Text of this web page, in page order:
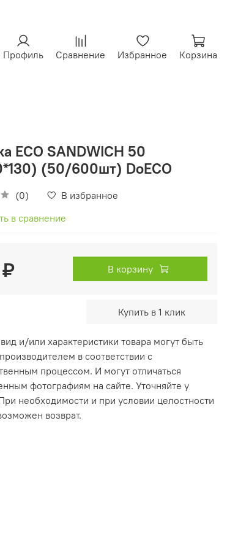
Профиль Сравнение Избранное Корзина
ECO SANDWICH 50
(50/600шт) DoECO
(0)
В избранное
в сравнение
В корзину
Купить в 1 клик
и/или характеристики товара могут быть
в соответствии с
процессом. И могут отличаться
фотографиям на сайте. Уточняйте у
необходимости и при условии целостности
возврат.